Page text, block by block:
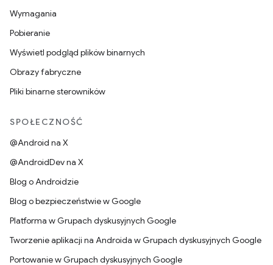
Wymagania
Pobieranie
Wyświetl podgląd plików binarnych
Obrazy fabryczne
Pliki binarne sterowników
SPOŁECZNOŚĆ
@Android na X
@AndroidDev na X
Blog o Androidzie
Blog o bezpieczeństwie w Google
Platforma w Grupach dyskusyjnych Google
Tworzenie aplikacji na Androida w Grupach dyskusyjnych Google
Portowanie w Grupach dyskusyjnych Google